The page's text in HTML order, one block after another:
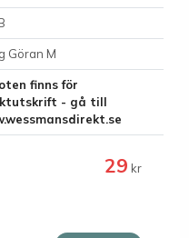
Göran M
finns för
- gå till
29 kr